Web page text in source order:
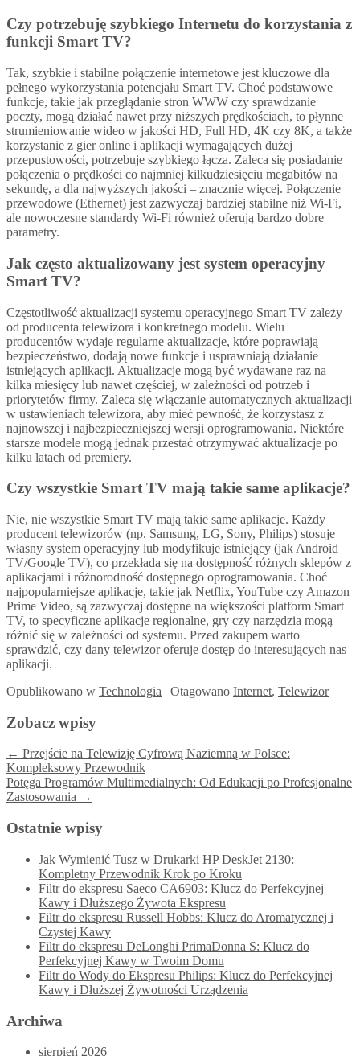
Czy potrzebuję szybkiego Internetu do korzystania z
funkcji Smart TV?
Tak, szybkie i stabilne połączenie internetowe jest kluczowe dla
pełnego wykorzystania potencjału Smart TV. Choć podstawowe
funkcje, takie jak przeglądanie stron WWW czy sprawdzanie
poczty, mogą działać nawet przy niższych prędkościach, to płynne
strumieniowanie wideo w jakości HD, Full HD, 4K czy 8K, a także
korzystanie z gier online i aplikacji wymagających dużej
przepustowości, potrzebuje szybkiego łącza. Zaleca się posiadanie
połączenia o prędkości co najmniej kilkudziesięciu megabitów na
sekundę, a dla najwyższych jakości – znacznie więcej. Połączenie
przewodowe (Ethernet) jest zazwyczaj bardziej stabilne niż Wi-Fi,
ale nowoczesne standardy Wi-Fi również oferują bardzo dobre
parametry.
Jak często aktualizowany jest system operacyjny
Smart TV?
Częstotliwość aktualizacji systemu operacyjnego Smart TV zależy
od producenta telewizora i konkretnego modelu. Wielu
producentów wydaje regularne aktualizacje, które poprawiają
bezpieczeństwo, dodają nowe funkcje i usprawniają działanie
istniejących aplikacji. Aktualizacje mogą być wydawane raz na
kilka miesięcy lub nawet częściej, w zależności od potrzeb i
priorytetów firmy. Zaleca się włączanie automatycznych aktualizacji
w ustawieniach telewizora, aby mieć pewność, że korzystasz z
najnowszej i najbezpieczniejszej wersji oprogramowania. Niektóre
starsze modele mogą jednak przestać otrzymywać aktualizacje po
kilku latach od premiery.
Czy wszystkie Smart TV mają takie same aplikacje?
Nie, nie wszystkie Smart TV mają takie same aplikacje. Każdy
producent telewizorów (np. Samsung, LG, Sony, Philips) stosuje
własny system operacyjny lub modyfikuje istniejący (jak Android
TV/Google TV), co przekłada się na dostępność różnych sklepów z
aplikacjami i różnorodność dostępnego oprogramowania. Choć
najpopularniejsze aplikacje, takie jak Netflix, YouTube czy Amazon
Prime Video, są zazwyczaj dostępne na większości platform Smart
TV, to specyficzne aplikacje regionalne, gry czy narzędzia mogą
różnić się w zależności od systemu. Przed zakupem warto
sprawdzić, czy dany telewizor oferuje dostęp do interesujących nas
aplikacji.
Opublikowano w Technologia | Otagowano Internet, Telewizor
Zobacz wpisy
← Przejście na Telewizję Cyfrową Naziemną w Polsce:
Kompleksowy Przewodnik
Potęga Programów Multimedialnych: Od Edukacji po Profesjonalne
Zastosowania →
Ostatnie wpisy
Jak Wymienić Tusz w Drukarki HP DeskJet 2130:
Kompletny Przewodnik Krok po Kroku
Filtr do ekspresu Saeco CA6903: Klucz do Perfekcyjnej
Kawy i Dłuższego Żywota Ekspresu
Filtr do ekspresu Russell Hobbs: Klucz do Aromatycznej i
Czystej Kawy
Filtr do ekspresu DeLonghi PrimaDonna S: Klucz do
Perfekcyjnej Kawy w Twoim Domu
Filtr do Wody do Ekspresu Philips: Klucz do Perfekcyjnej
Kawy i Dłuższej Żywotności Urządzenia
Archiwa
sierpień 2026